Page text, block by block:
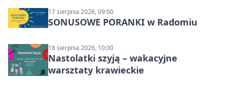
17 sierpnia 2026, 09:00
SONUSOWE PORANKI w Radomiu
18 sierpnia 2026, 10:00
Nastolatki szyją – wakacyjne
warsztaty krawieckie